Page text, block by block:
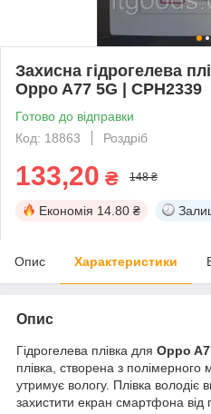
Захисна гідрогелева
Oppo A77 5G | CPH2339
Готово до відправки
Код: 18863
Роздріб
133,20 ₴ 148 ₴
Економія 14.80 ₴
Опис Характеристики
Опис
Гідрогелева плівка для Oppo
плівка, створена з полімерного
утримує вологу. Плівка володіє
захистити екран смартфона від